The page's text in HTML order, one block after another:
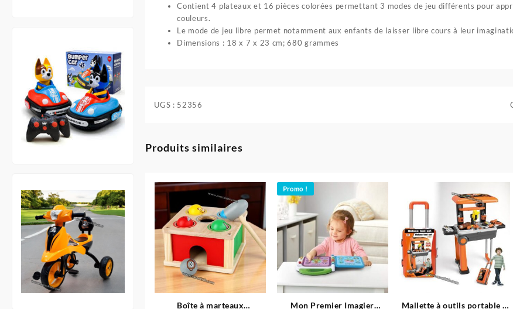
Contient 4 plateaux et 16 pièces colorées permettant 3 modes de jeu différents pour
couleurs.
Le mode de jeu libre permet notamment aux enfants de laisser libre cours à leur
Dimensions : 18 x 7 x 23 cm; 680 grammes
UGS : 52356
Produits similaires
Boîte à marteaux
Promo !
Mon Premier Imagier
Mallette à outils portable 2